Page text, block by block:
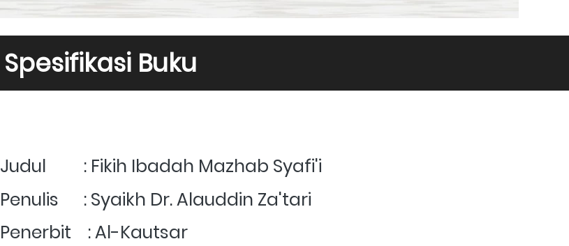
Spesifikasi Buku
Judul         : Fikih Ibadah Mazhab Syafi'i
Penulis      : Syaikh Dr. Alauddin Za'tari
Penerbit    : Al-Kautsar